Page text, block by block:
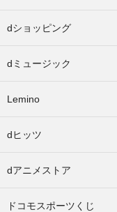
dショッピング
dミュージック
Lemino
dヒッツ
dアニメストア
ドコモスポーツくじ